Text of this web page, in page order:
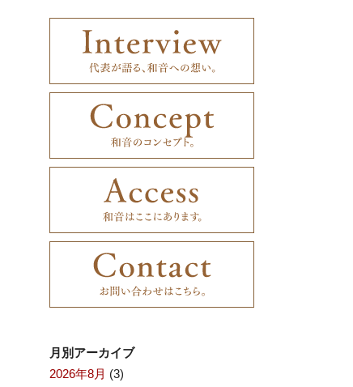
月別アーカイブ
2026年8月 (3)